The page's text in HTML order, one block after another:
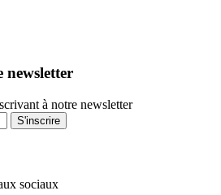
newsletter
à notre newsletter
S'inscrire
sociaux